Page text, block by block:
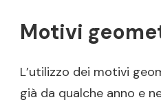
Motivi
L’utilizzo dei motivi
già da qualche anno e